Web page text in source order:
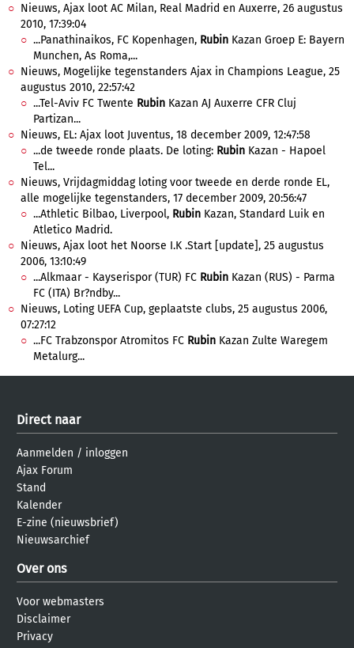
Nieuws, Ajax loot AC Milan, Real Madrid en Auxerre, 26 augustus
2010, 17:39:04
...Panathinaikos, FC Kopenhagen, Rubin Kazan Groep E: Bayern
Munchen, As Roma,...
Nieuws, Mogelijke tegenstanders Ajax in Champions League, 25
augustus 2010, 22:57:42
...Tel-Aviv FC Twente Rubin Kazan AJ Auxerre CFR Cluj
Partizan...
Nieuws, EL: Ajax loot Juventus, 18 december 2009, 12:47:58
...de tweede ronde plaats. De loting: Rubin Kazan - Hapoel
Tel...
Nieuws, Vrijdagmiddag loting voor tweede en derde ronde EL,
alle mogelijke tegenstanders, 17 december 2009, 20:56:47
...Athletic Bilbao, Liverpool, Rubin Kazan, Standard Luik en
Atletico Madrid.
Nieuws, Ajax loot het Noorse I.K .Start [update], 25 augustus
2006, 13:10:49
...Alkmaar - Kayserispor (TUR) FC Rubin Kazan (RUS) - Parma
FC (ITA) Br?ndby...
Nieuws, Loting UEFA Cup, geplaatste clubs, 25 augustus 2006,
07:27:12
...FC Trabzonspor Atromitos FC Rubin Kazan Zulte Waregem
Metalurg...
Direct naar
Aanmelden / inloggen
Ajax Forum
Stand
Kalender
E-zine (nieuwsbrief)
Nieuwsarchief
Over ons
Voor webmasters
Disclaimer
Privacy